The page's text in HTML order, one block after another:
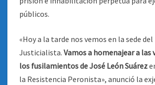
públicos.
«Hoy a la tarde nos vemos en la sede
Justicialista. Vamos a homenajear a las
los fusilamientos de José León Suárez
la Resistencia Peronista», anunció la